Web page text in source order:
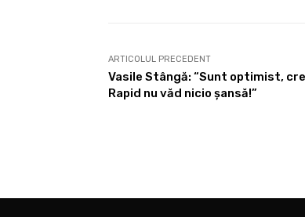
ARTICOLUL PRECEDENT
Vasile Stângă: “Sunt optimist,
Rapid nu văd nicio șansă!”